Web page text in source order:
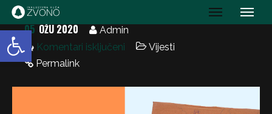
Open toolbar IK Zvono
05 OŽU 2020
Admin
Komentari isključeni
Vijesti
Permalink